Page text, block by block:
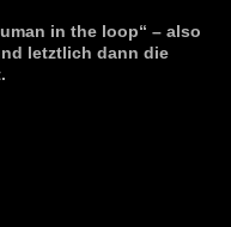
in the loop“ – also
letztlich dann die